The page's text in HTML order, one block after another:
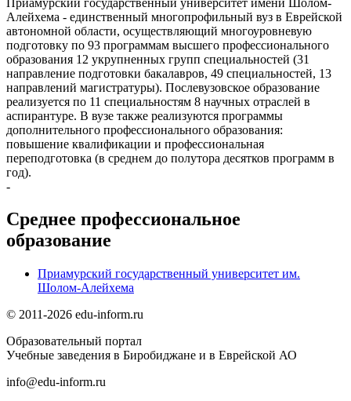
Алейхема - единственный многопрофильный вуз в Еврейской
автономной области, осуществляющий многоуровневую
подготовку по 93 программам высшего профессионального
образования 12 укрупненных групп специальностей (31
направление подготовки бакалавров, 49 специальностей, 13
направлений магистратуры). Послевузовское образование
реализуется по 11 специальностям 8 научных отраслей в
аспирантуре. В вузе также реализуются программы
дополнительного профессионального образования:
повышение квалификации и профессиональная
переподготовка (в среднем до полутора десятков программ в
год).
-
Среднее профессиональное
образование
Приамурский государственный университет им.
Шолом-Алейхема
© 2011-2026 edu-inform.ru
Образовательный портал
Учебные заведения в Биробиджане и в Еврейской АО
info@edu-inform.ru